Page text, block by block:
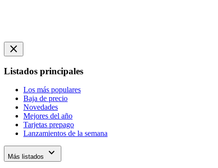
close
Listados principales
Los más populares
Baja de precio
Novedades
Mejores del año
Tarjetas prepago
Lanzamientos de la semana
Más listados expand_more